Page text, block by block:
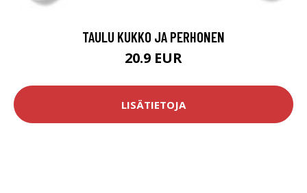
TAULU KUKKO JA PERHONEN
20.9 EUR
LISÄTIETOJA